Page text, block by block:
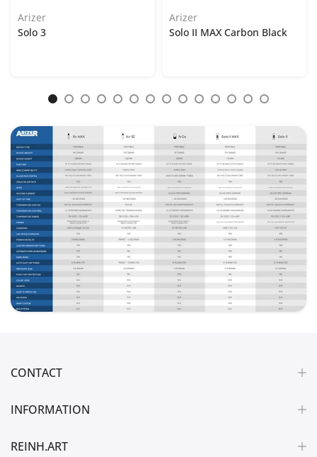
Arizer
Solo 3
Arizer
Solo II MAX Carbon Black
CONTACT
INFORMATION
REINH.ART